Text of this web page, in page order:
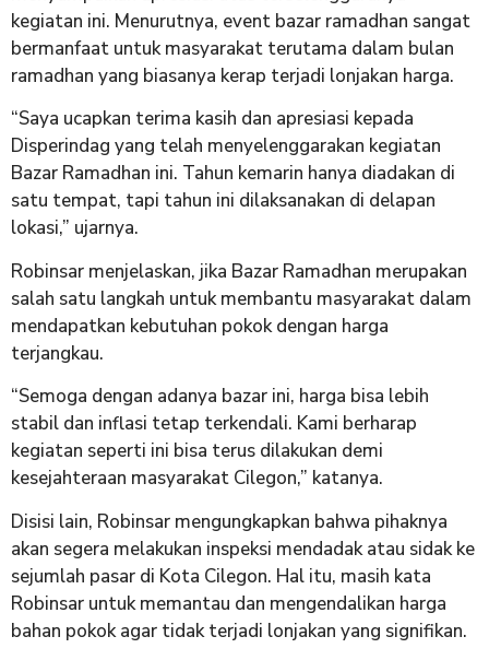
kegiatan ini. Menurutnya, event bazar ramadhan sangat
bermanfaat untuk masyarakat terutama dalam bulan
ramadhan yang biasanya kerap terjadi lonjakan harga.
“Saya ucapkan terima kasih dan apresiasi kepada
Disperindag yang telah menyelenggarakan kegiatan
Bazar Ramadhan ini. Tahun kemarin hanya diadakan di
satu tempat, tapi tahun ini dilaksanakan di delapan
lokasi,” ujarnya.
Robinsar menjelaskan, jika Bazar Ramadhan merupakan
salah satu langkah untuk membantu masyarakat dalam
mendapatkan kebutuhan pokok dengan harga
terjangkau.
“Semoga dengan adanya bazar ini, harga bisa lebih
stabil dan inflasi tetap terkendali. Kami berharap
kegiatan seperti ini bisa terus dilakukan demi
kesejahteraan masyarakat Cilegon,” katanya.
Disisi lain, Robinsar mengungkapkan bahwa pihaknya
akan segera melakukan inspeksi mendadak atau sidak ke
sejumlah pasar di Kota Cilegon. Hal itu, masih kata
Robinsar untuk memantau dan mengendalikan harga
bahan pokok agar tidak terjadi lonjakan yang signifikan.